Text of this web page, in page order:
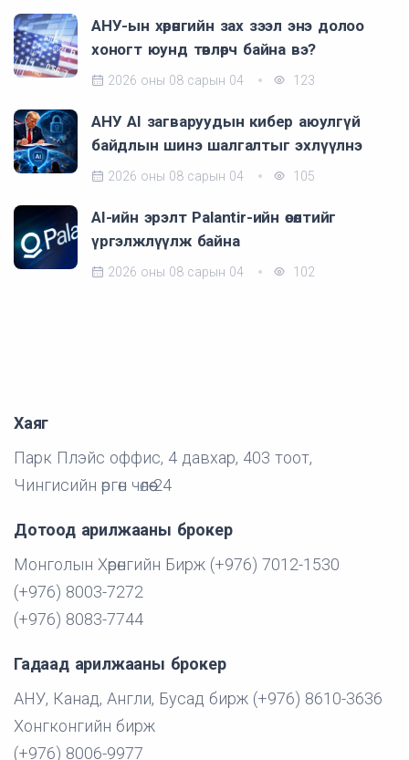
АНУ-ын хөрөнгийн зах зээл энэ долоо
хоногт юунд төвлөрч байна вэ?
2026 оны 08 сарын 04 123
АНУ AI загваруудын кибер аюулгүй
байдлын шинэ шалгалтыг эхлүүлнэ
2026 оны 08 сарын 04 105
AI-ийн эрэлт Palantir-ийн өсөлтийг
үргэлжлүүлж байна
2026 оны 08 сарын 04 102
Хаяг
Парк Плэйс оффис, 4 давхар, 403 тоот,
Чингисийн өргөн чөлөө-24
Дотоод арилжааны брокер
Монголын Хөрөнгийн Бирж (+976) 7012-1530
(+976) 8003-7272
(+976) 8083-7744
Гадаад арилжааны брокер
АНУ, Канад, Англи, Бусад бирж (+976) 8610-3636
Хонгконгийн бирж
(+976) 8006-9977